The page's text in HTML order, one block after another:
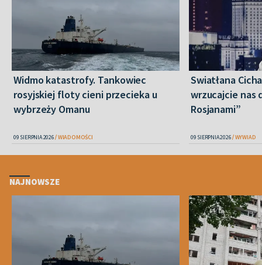
Widmo katastrofy. Tankowiec
rosyjskiej floty cieni przecieka u
wybrzeży Omanu
09 SIERPNIA 2026 WIADOMOŚCI
Swiatłana
wrzucajcie nas
Rosjanami”
09 SIERPNIA 2026 WYWIAD
NAJNOWSZE